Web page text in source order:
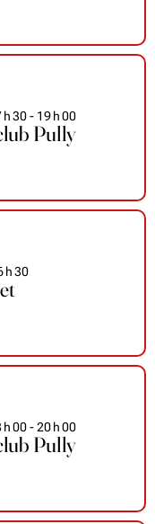
h30- 19h00
Pully
h30
h00- 20h00
Pully